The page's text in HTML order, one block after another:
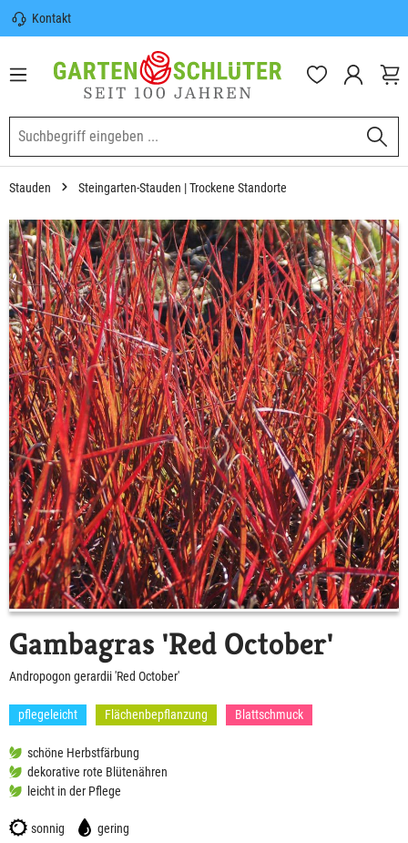
springen
Kontakt
Sicherer Versand | Versandkostenfrei
(DE) ab 100€
Garten-Schlüter Anwachsgarantie
Stauden Steingarten-Stauden | Trockene Standorte
Gambagras 'Red October'
Andropogon gerardii 'Red October'
pflegeleicht Flächenbepflanzung Blattschmuck
schöne Herbstfärbung
dekorative rote Blütenähren
leicht in der Pflege
sonnig gering